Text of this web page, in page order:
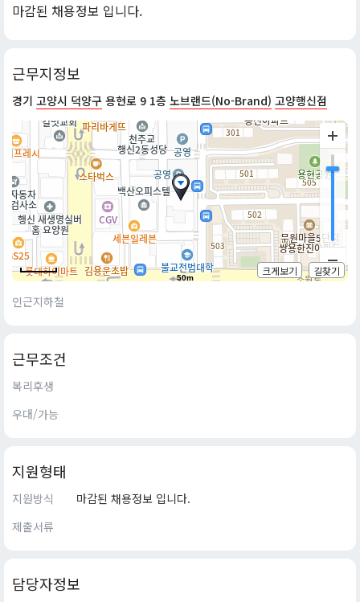
마감된 채용정보 입니다.
근무지정보
경기 고양시 덕양구 용현로 9 1층 노브랜드(No-Brand) 고양행신점
50m
크게보기 길찾기
인근지하철
근무조건
복리후생
우대/가능
지원형태
지원방식
마감된 채용정보 입니다.
제출서류
담당자정보